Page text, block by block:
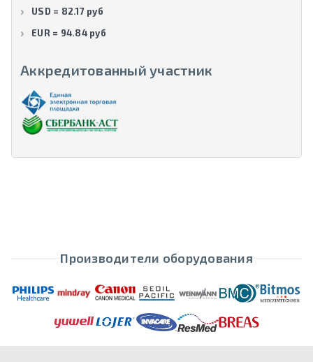
USD = 82.17 руб
EUR = 94.84 руб
Аккредитованный участник
Производители оборудования